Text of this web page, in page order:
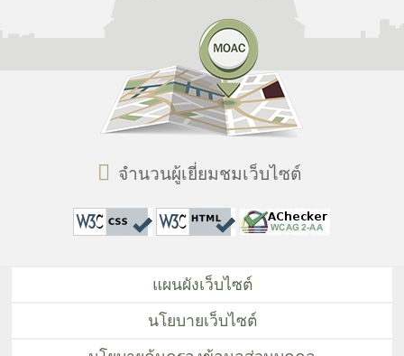
จำนวนผู้เยี่ยมชมเว็บไซต์
แผนผังเว็บไซต์
นโยบายเว็บไซต์